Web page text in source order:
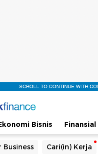
SCROLL TO CONTINUE WITH
Bisnis Finansial
Business Cari(in) Kerja